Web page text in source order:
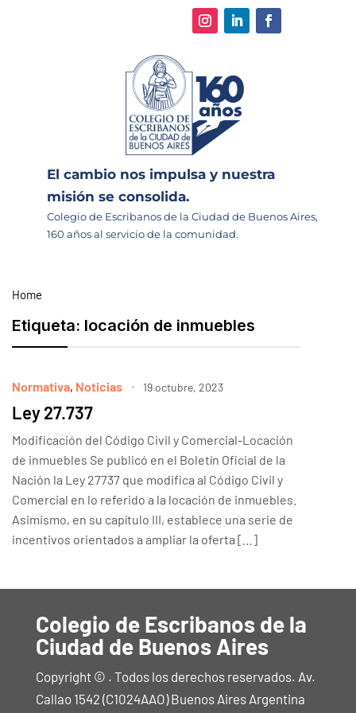
El cambio nos impulsa y nuestra
misión se consolida.
Colegio de Escribanos de la Ciudad de Buenos Aires,
160 años al servicio de la comunidad.
Home
Etiqueta: locación de inmuebles
Normativa, Noticias 19 octubre, 2023
Ley 27.737
Modificación del Código Civil y Comercial-Locación
de inmuebles Se publicó en el Boletín Oficial de la
Nación la Ley 27737 que modifica al Código Civil y
Comercial en lo referido a la locación de inmuebles.
Asimismo, en su capítulo III, establece una serie de
incentivos orientados a ampliar la oferta […]
Colegio de Escribanos de la
Ciudad de Buenos Aires
Copyright © . Todos los derechos reservados. Av.
Callao 1542 (C1024AAO) Buenos Aires Argentina